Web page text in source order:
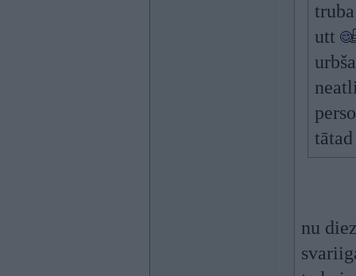
utt
nu